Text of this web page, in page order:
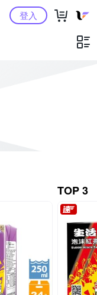
中心登入
TOP 3